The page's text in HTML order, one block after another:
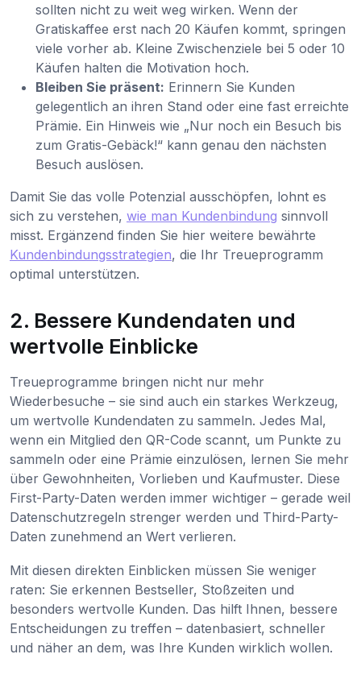
sollten nicht zu weit weg wirken. Wenn der
Gratiskaffee erst nach 20 Käufen kommt, springen
viele vorher ab. Kleine Zwischenziele bei 5 oder 10
Käufen halten die Motivation hoch.
Bleiben Sie präsent: Erinnern Sie Kunden
gelegentlich an ihren Stand oder eine fast erreichte
Prämie. Ein Hinweis wie „Nur noch ein Besuch bis
zum Gratis-Gebäck!“ kann genau den nächsten
Besuch auslösen.
Damit Sie das volle Potenzial ausschöpfen, lohnt es
sich zu verstehen, wie man Kundenbindung sinnvoll
misst. Ergänzend finden Sie hier weitere bewährte
Kundenbindungsstrategien, die Ihr Treueprogramm
optimal unterstützen.
2. Bessere Kundendaten und
wertvolle Einblicke
Treueprogramme bringen nicht nur mehr
Wiederbesuche – sie sind auch ein starkes Werkzeug,
um wertvolle Kundendaten zu sammeln. Jedes Mal,
wenn ein Mitglied den QR-Code scannt, um Punkte zu
sammeln oder eine Prämie einzulösen, lernen Sie mehr
über Gewohnheiten, Vorlieben und Kaufmuster. Diese
First-Party-Daten werden immer wichtiger – gerade weil
Datenschutzregeln strenger werden und Third-Party-
Daten zunehmend an Wert verlieren.
Mit diesen direkten Einblicken müssen Sie weniger
raten: Sie erkennen Bestseller, Stoßzeiten und
besonders wertvolle Kunden. Das hilft Ihnen, bessere
Entscheidungen zu treffen – datenbasiert, schneller
und näher an dem, was Ihre Kunden wirklich wollen.